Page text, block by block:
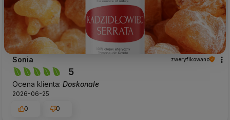
Sonia zweryfikowano
5
Ocena klienta: Doskonale
2026-06-25
0
0